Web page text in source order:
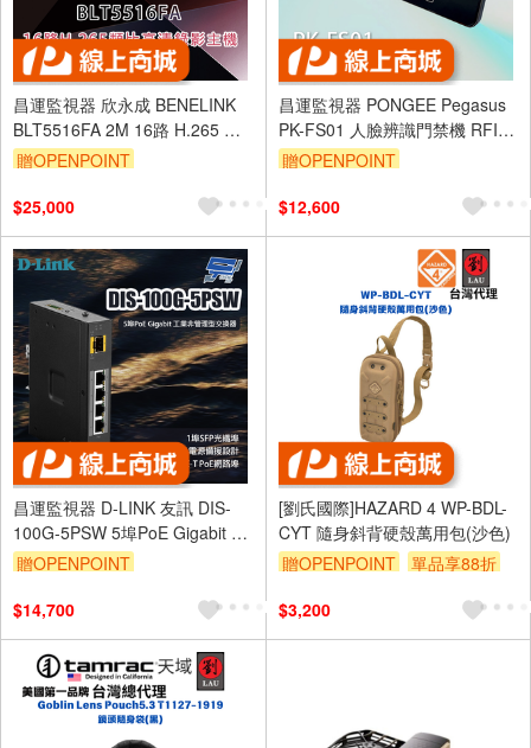
昌運監視器 欣永成 BENELINK
BLT5516FA 2M 16路 H.265 類
比高清錄影主機
贈OPENPOINT
$25,000
昌運監視器 PONGEE Pegasus
PK-FS01 人臉辨識門禁機 RFID
門禁機 TCP/IP Mifare
贈OPENPOINT
$12,600
昌運監視器 D-LINK 友訊 DIS-
100G-5PSW 5埠PoE Gigabit 工
業非管理型交換器
贈OPENPOINT
$14,700
[劉氏國際]HAZARD 4 WP-BDL-
CYT 隨身斜背硬殼萬用包(沙色)
贈OPENPOINT
單品享88折
$3,200